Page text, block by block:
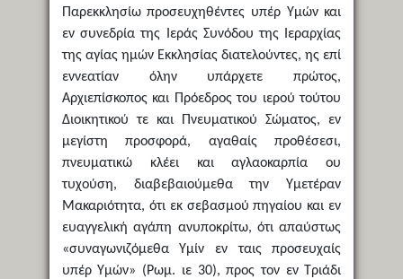
Παρεκκλησίω προσευχηθέντες υπέρ Υμών και
εν συνεδρία της Ιεράς Συνόδου της Ιεραρχίας
της αγίας ημών Εκκλησίας διατελούντες, ης επί
εννεατίαν όλην υπάρχετε πρώτος,
Αρχιεπίσκοπος και Πρόεδρος του ιερού τούτου
Διοικητικού τε και Πνευματικού Σώματος, εν
μεγίστη προσφορά, αγαθαίς προθέσεσι,
πνευματικώ κλέει και αγλαοκαρπία ου
τυχούση, διαβεβαιούμεθα την Υμετέραν
Μακαριότητα, ότι εκ σεβασμού πηγαίου και εν
ευαγγελική αγάπη ανυποκρίτω, ότι απαύστως
«συναγωνιζόμεθα Υμίν εν ταις προσευχαίς
υπέρ Υμών» (Ρωμ. ιε 30), προς τον εν Τριάδι